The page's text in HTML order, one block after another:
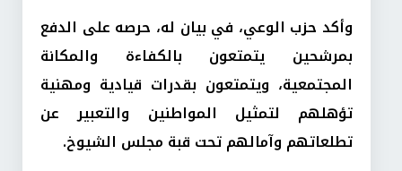
وأكد حزب الوعي، في بيان له، حرصه على الدفع
بمرشحين يتمتعون بالكفاءة والمكانة
المجتمعية، ويتمتعون بقدرات قيادية ومهنية
تؤهلهم لتمثيل المواطنين والتعبير عن
تطلعاتهم وآمالهم تحت قبة مجلس الشيوخ.